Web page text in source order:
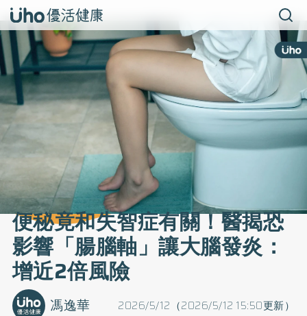
便秘竟和失智症有關！醫揭恐
影響「腸腦軸」讓大腦發炎：
增近2倍風險
2026/5/12（2026/5/12 15:50更新）
馮逸華